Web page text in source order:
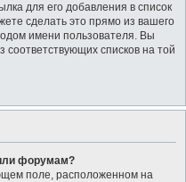
для его добавления в список
сделать это прямо из вашего
имени пользователя. Вы
соответствующих списков на той
форумам?
поле, расположенном на